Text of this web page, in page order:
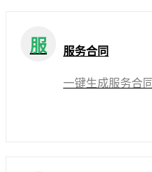
服 服务合同
一键生成服务合同